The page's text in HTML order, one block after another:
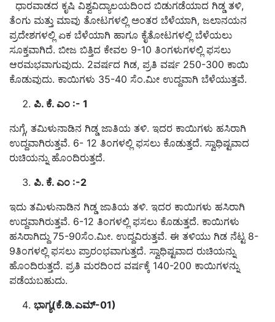
ಧಾರವಾಡದ ಕೃಷಿ ವಿಶ್ವವಿದ್ಯಾಲಯದಿಂದ ಬಿಡುಗಡೆಯಾದ ಗಿಡ್ಡ ತಳಿ,
ತೆಂಗು ಮತ್ತು ಮಾವು ತೋಟಗಳಲ್ಲಿ ಅಂತರ ಬೆಳೆಯಾಗಿ, ಜಲಾನಯನ
ಪ್ರದೇಶಗಳಲ್ಲಿ ಏಕ ಬೆಳೆಯಾಗಿ ಹಾಗೂ ಕೈತೋಟಗಳಲ್ಲಿ ಬೆಳೆಯಲು
ಸೂಕ್ತವಾಗಿದೆ. ಬೀಜ ಬಿತ್ತಿದ ಕೇವಲ 9-10 ತಿಂಗಳುಗಳಲ್ಲಿ ಫಸಲು
ಆರಮಭವಾಗುವುದು. 2ವರ್ಷದ ಗಿಡ, ಪ್ರತಿ ವರ್ಷ 250-300 ಕಾಯಿ
ಕೊಡುವುದು. ಕಾಯಿಗಳು 35-40 ಸೆಂ.ಮೀ ಉದ್ದವಾಗಿ ಬೆಳೆಯುತ್ತವೆ.
ಪಿ. ಕೆ. ಎಂ :- 1
ನುಗ್ಗೆ, ತಮಿಳುನಾಡಿನ ಗಿಡ್ಡ ಜಾತಿಯ ತಳಿ. ಇದರ ಕಾಯಿಗಳು ಹಸಿರಾಗಿ
ಉದ್ದವಾಗಿರುತ್ತವೆ. 6- 12 ತಿಂಗಳಲ್ಲಿ ಫಸಲು ಕೊಡುತ್ತದೆ. ಸ್ವಾಧಿಷ್ಟವಾದ
ರುಚಿಯನ್ನು ಹೊಂದಿರುತ್ತದೆ.
ಪಿ. ಕೆ. ಎಂ :-2
ಇದು ತಮಿಳುನಾಡಿನ ಗಿಡ್ಡ ಜಾತಿಯ ತಳಿ. ಇದರ ಕಾಯಿಗಳು ಹಸಿರಾಗಿ
ಉದ್ದವಾಗಿರುತ್ತವೆ. 6-12 ತಿಂಗಳಲ್ಲಿ ಫಸಲು ಕೊಡುತ್ತದೆ. ಕಾಯಿಗಳು
ಹಸಿರಾಗಿದ್ದು 75-90ಸೆಂ.ಮೀ. ಉದ್ದವಿರುತ್ತವೆ. ಈ ತಳಿಯು ಗಿಡ ನೆಟ್ಟ 8-
9ತಿಂಗಳಲ್ಲಿ ಫಸಲು ಪ್ರಾರಂಭವಾಗುತ್ತದೆ. ಸ್ವಾಧಿಷ್ಟವಾದ ರುಚಿಯನ್ನು
ಹೊಂದಿರುತ್ತದೆ. ಪ್ರತಿ ಮರದಿಂದ ವರ್ಷಕ್ಕೆ 140-200 ಕಾಯಿಗಳನ್ನು
ಪಡೆಯಬಹುದು.
ಭಾಗ್ಯ(ಕೆ.ಡಿ.ಎಮ್-01)